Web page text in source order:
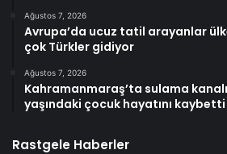
Ağustos 7, 2026
Avrupa’da ucuz tatil arayanlar
çok Türkler gidiyor
Ağustos 7, 2026
Kahramanmaraş’ta sulama
yaşındaki çocuk hayatını kaybetti
Rastgele Haberler